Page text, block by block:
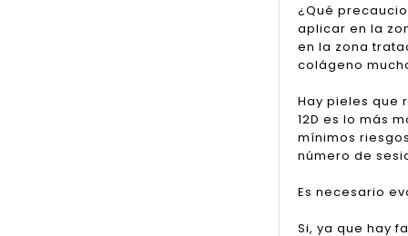
¿Qué
aplicar en la
en la zona
colágeno
Hay pieles que
12D es lo más
mínimos
número de
Es necesario
Si, ya que hay